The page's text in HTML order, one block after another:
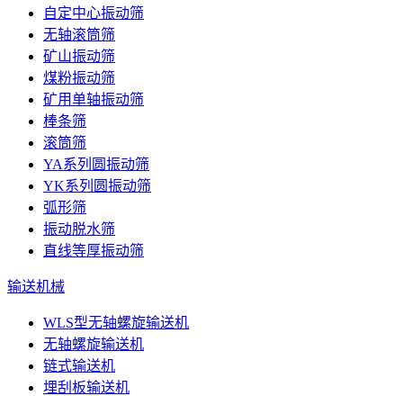
自定中心振动筛
无轴滚筒筛
矿山振动筛
煤粉振动筛
矿用单轴振动筛
棒条筛
滚筒筛
YA系列圆振动筛
YK系列圆振动筛
弧形筛
振动脱水筛
直线等厚振动筛
输送机械
WLS型无轴螺旋输送机
无轴螺旋输送机
链式输送机
埋刮板输送机